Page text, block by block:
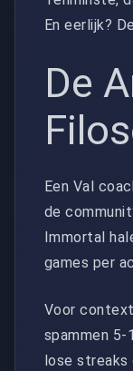
En eerlijk?
De
Een Val
de
Immortal
games per
Voor
spammen
lose streaks